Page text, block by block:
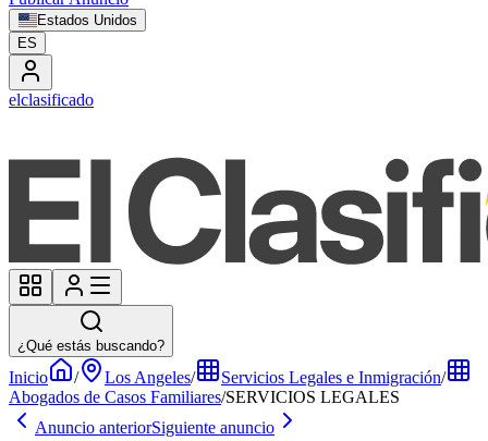
Estados Unidos
ES
elclasificado
¿Qué estás buscando?
Inicio / Los Angeles/ Servicios Legales e Inmigración/
Abogados de Casos Familiares/SERVICIOS LEGALES
Anuncio anteriorSiguiente anuncio